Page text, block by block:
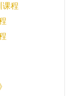
课程